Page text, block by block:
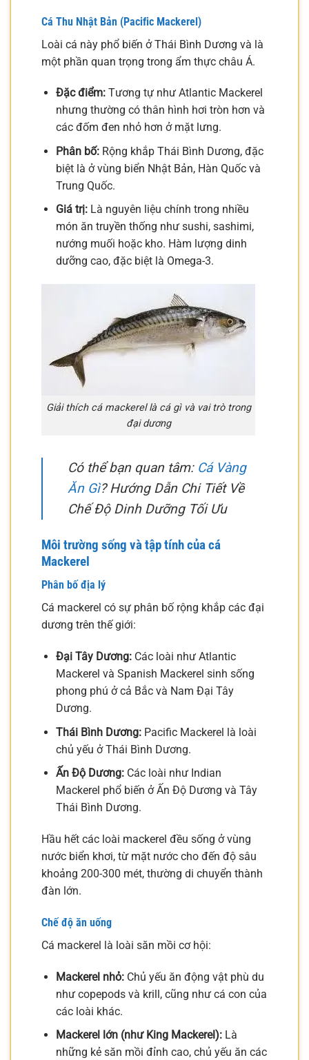
Cá Thu Nhật Bản (Pacific Mackerel)
Loài cá này phổ biến ở Thái Bình Dương và là
một phần quan trọng trong ẩm thực châu Á.
Đặc điểm:Tương tự như Atlantic Mackerel
nhưng thường có thân hình hơi tròn hơn và
các đốm đen nhỏ hơn ở mặt lưng.
Phân bố:Rộng khắp Thái Bình Dương, đặc
biệt là ở vùng biển Nhật Bản, Hàn Quốc và
Trung Quốc.
Giá trị:Là nguyên liệu chính trong nhiều
món ăn truyền thống như sushi, sashimi,
nướng muối hoặc kho. Hàm lượng dinh
dưỡng cao, đặc biệt là Omega-3.
Giải thích cá mackerel là cá gì và vai trò trong
đại dương
Có thể bạn quan tâm: Cá Vàng
Ăn Gì? Hướng Dẫn Chi Tiết Về
Chế Độ Dinh Dưỡng Tối Ưu
Môi trường sống và tập tính của cá
Mackerel
Phân bố địa lý
Cá mackerel có sự phân bố rộng khắp các đại
dương trên thế giới:
Đại Tây Dương:Các loài như Atlantic
Mackerel và Spanish Mackerel sinh sống
phong phú ở cả Bắc và Nam Đại Tây
Dương.
Thái Bình Dương:Pacific Mackerel là loài
chủ yếu ở Thái Bình Dương.
Ấn Độ Dương:Các loài như Indian
Mackerel phổ biến ở Ấn Độ Dương và Tây
Thái Bình Dương.
Hầu hết các loài mackerel đều sống ở vùng
nước biển khơi, từ mặt nước cho đến độ sâu
khoảng 200-300 mét, thường di chuyển thành
đàn lớn.
Chế độ ăn uống
Cá mackerel là loài săn mồi cơ hội:
Mackerel nhỏ:Chủ yếu ăn động vật phù du
như copepods và krill, cũng như cá con của
các loài khác.
Mackerel lớn (như King Mackerel):Là
những kẻ săn mồi đỉnh cao, chủ yếu ăn các